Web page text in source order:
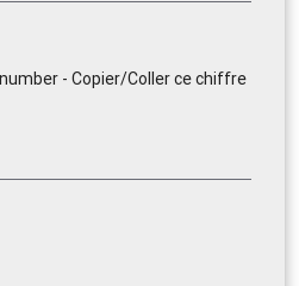
- Copier/Coller ce chiffre